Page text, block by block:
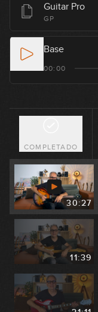
Guitar Pro
GP
Base
00:00
COMPLETADO
30:47
22:40
30:27
11:39